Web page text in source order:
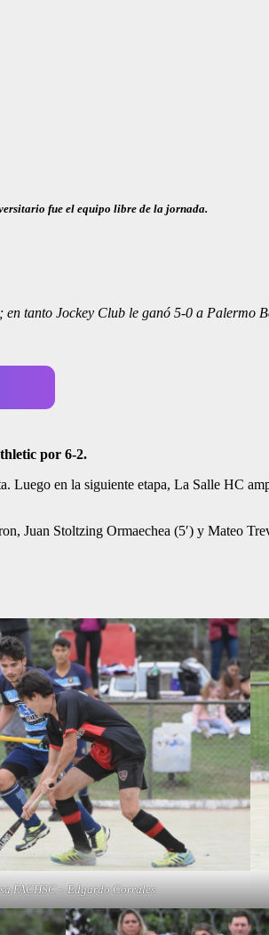
fue el equipo libre de la jornada.
tanto Jockey Club le ganó 5-0 a Palermo
por 6-2.
en la siguiente etapa, La Salle HC
Juan Stoltzing Ormaechea (5′) y Mateo
FACHSC – Edgardo Corrales